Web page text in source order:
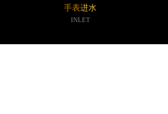
徐州市鼓楼区淮海东路29号苏宁广场IFC国际金融
手表进水
INLET